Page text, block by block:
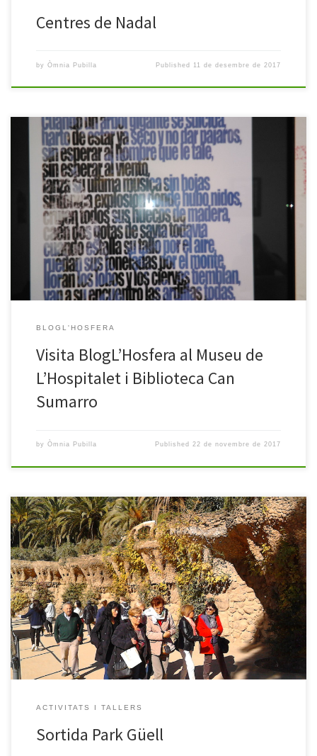
Centres de Nadal
by Òmnia Pubilla Published 11 de desembre de 2017
Aquest passat dimarts, des del col·lectiu BlogL’Hosfera format pels
diferents Punts Òmnia de L’Hospitalet, s’ha organitzat una visita al
Museu d’Història de L’Hospitalet i a la Biblioteca Can Sumarro. Una
vuitantena d’alumnes dels diferents Punts han estat partícips de
l’activitat, enriquint la visita a partir de les seves anècdotes i […]
BLOGL'HOSFERA
Visita BlogL’Hosfera al Museu de
L’Hospitalet i Biblioteca Can
Sumarro
by Òmnia Pubilla Published22 de novembre de 2017
Aquest passat dilluns hem realitzat la segona sortida del trimestre
dins l’activitat “Conèixer l’entorn”. Donant continuïtat
al modernisme, aquesta vegada la visita ha estat al Park Güell. Des
del taller, vam buscar com arribar, quines eren les zones d’accés
lliure i una mica d’història per amenitzar la visita. Actualment,
arribar al Park […]
ACTIVITATS I TALLERS
Sortida Park Güell